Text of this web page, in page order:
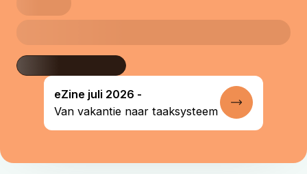
eZine juli 2026 -
Van vakantie naar taaksysteem
Lees verder